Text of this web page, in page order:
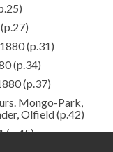
(p.27)
(p.31)
(p.34)
(p.37)
Mongo-Park,
Olfield(p.42)
(p.45)